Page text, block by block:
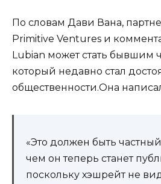
По словам Дави Вана,
Primitive Ventures и
Lubian может стать бывшим
который недавно стал
общественности.Она
«Это должен быть
чем он теперь станет
поскольку хэшрейт не